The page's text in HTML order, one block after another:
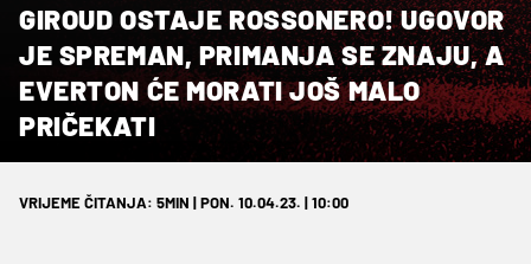
GIROUD OSTAJE ROSSONERO! UGOVOR
JE SPREMAN, PRIMANJA SE ZNAJU, A
EVERTON ĆE MORATI JOŠ MALO
PRIČEKATI
VRIJEME ČITANJA: 5MIN | PON. 10.04.23. | 10:00